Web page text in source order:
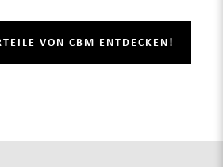
VON CBM ENTDECKEN!